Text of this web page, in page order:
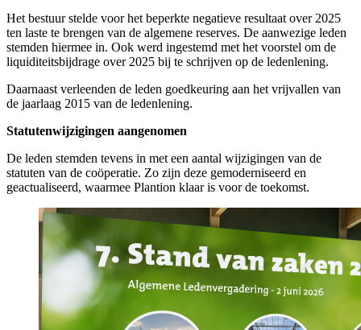
Het bestuur stelde voor het beperkte negatieve resultaat over 2025
ten laste te brengen van de algemene reserves. De aanwezige leden
stemden hiermee in. Ook werd ingestemd met het voorstel om de
liquiditeitsbijdrage over 2025 bij te schrijven op de ledenlening.
Daarnaast verleenden de leden goedkeuring aan het vrijvallen van
de jaarlaag 2015 van de ledenlening.
Statutenwijzigingen aangenomen
De leden stemden tevens in met een aantal wijzigingen van de
statuten van de coöperatie. Zo zijn deze gemoderniseerd en
geactualiseerd, waarmee Plantion klaar is voor de toekomst.